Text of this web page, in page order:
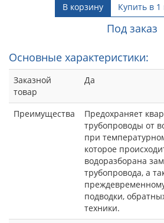
В корзину Купить в 1
Под заказ
Основные характеристики:
Заказной
товар
Да
Преимущества
Предохраняет
трубопроводы от
при
которое
водоразборана
трубопровода, а
подводки,
техники.